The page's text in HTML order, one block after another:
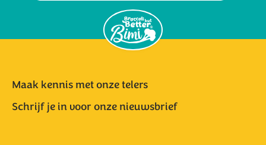
Maak kennis met onze telers
Schrijf je in voor onze nieuwsbrief